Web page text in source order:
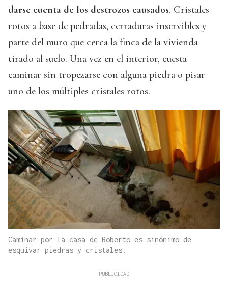
darse cuenta de los destrozos causados. Cristales
rotos a base de pedradas, cerraduras inservibles y
parte del muro que cerca la finca de la vivienda
tirado al suelo. Una vez en el interior, cuesta
caminar sin tropezarse con alguna piedra o pisar
uno de los múltiples cristales rotos.
Caminar por la casa de Roberto es sinónimo de
esquivar piedras y cristales.